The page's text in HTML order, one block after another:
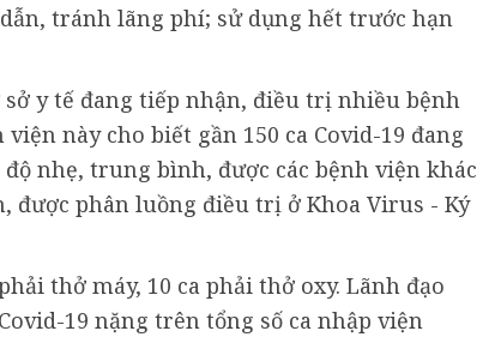
tránh lãng phí; sử dụng hết trước hạn
y tế đang tiếp nhận, điều trị nhiều bệnh
này cho biết gần 150 ca Covid-19 đang
nhẹ, trung bình, được các bệnh viện khác
được phân luồng điều trị ở Khoa Virus - Ký
thở máy, 10 ca phải thở oxy. Lãnh đạo
19 nặng trên tổng số ca nhập viện